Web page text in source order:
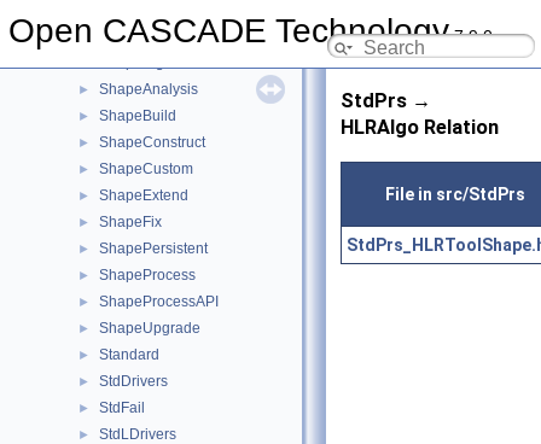
Open CASCADE Technology7.9.0
SelectMgr
► ShapeAnalysis
► ShapeBuild
► ShapeConstruct
► ShapeCustom
► ShapeExtend
► ShapeFix
► ShapePersistent
► ShapeProcess
► ShapeProcessAPI
► ShapeUpgrade
► Standard
► StdDrivers
► StdFail
► StdLDrivers
StdPrs →
HLRAlgo Relation
File in src/StdPrs